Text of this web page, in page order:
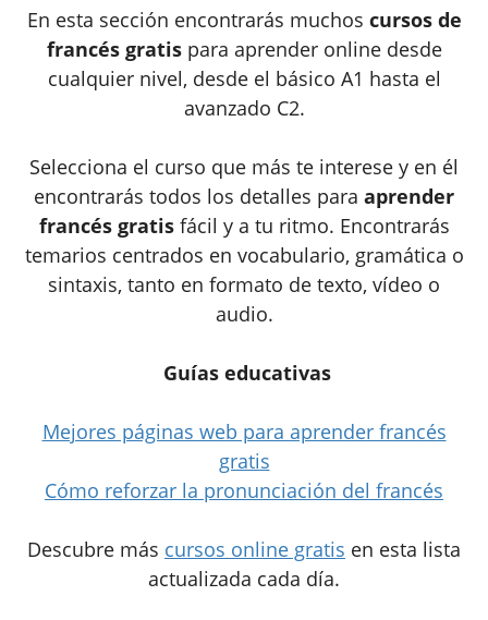
En esta sección encontrarás muchos cursos de
francés gratispara aprender online desde
cualquier nivel, desde el básico A1 hasta el
avanzado C2.
Selecciona el curso que más te interese y en él
encontrarás todos los detalles para aprender
francés gratisfácil y a tu ritmo. Encontrarás
temarios centrados en vocabulario, gramática o
sintaxis, tanto en formato de texto, vídeo o
audio.
Guías educativas
Mejores páginas web para aprender francés
gratis
Cómo reforzar la pronunciación del francés
Descubre más cursos online gratis en esta lista
actualizada cada día.